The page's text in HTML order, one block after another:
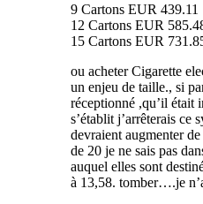
9 Cartons EUR 439.11
12 Cartons EUR
15 Cartons EUR
ou acheter Cigarette
un enjeu de taille., si
réceptionné ,qu’il était
s’établit j’arrêterais ce
devraient augmenter
de 20 je ne sais pas
auquel elles sont
à 13,58. tomber….je